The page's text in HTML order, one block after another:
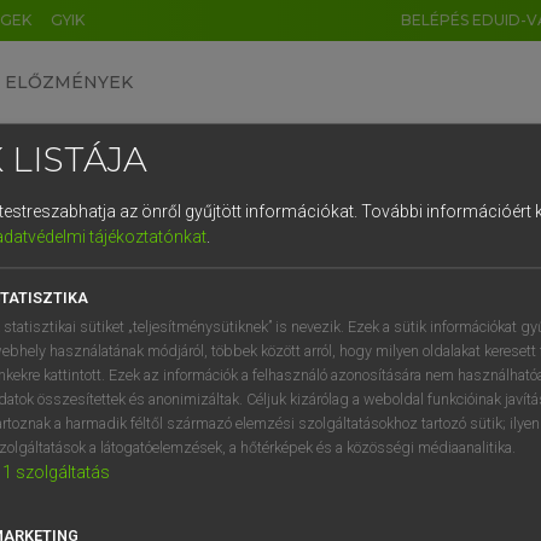
GYIK BELÉPÉS EDUID-
ELŐZMÉNYEK
egyetemes nagyszótár
VAN ELŐFIZETÉSED?
megtekintéséhez.
LISTÁJA
az önről gyűjtött információkat. További információért
tájékoztatónkat.
statisztikai sütiket „teljesítménysütiknek” is nevezik. Ezek a sütik információkat
használatának módjáról, többek között arról, hogy milyen oldalakat keresett
kattintott. Ezek az információk a felhasználó azonosítására nem
összesítettek és anonimizáltak. Céljuk kizárólag a weboldal funkcióinak
a harmadik féltől származó elemzési szolgáltatásokhoz tartozó sütik;
a látogatóelemzések, a hőtérképek és a közösségi médiaanalitika.
1 szolgáltatás
DE CN FR ES IT NL
1 2 3 4 5 6 7 8 9
q w e r t z u i
a s d f g h j k l é
í y x c v b n m , .